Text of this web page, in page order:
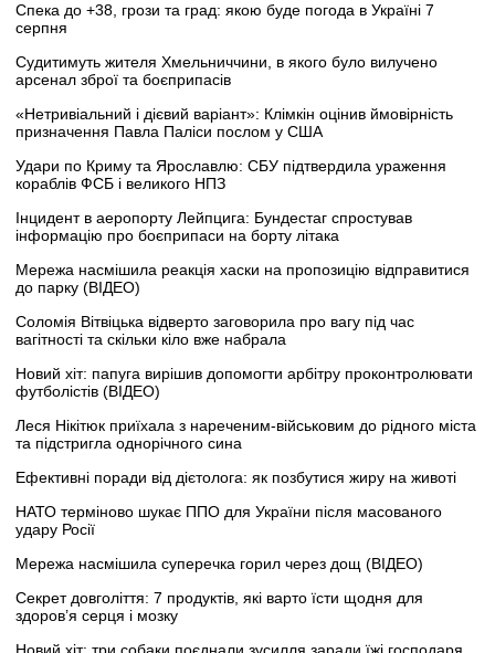
Спека до +38, грози та град: якою буде погода в Україні 7
серпня
Судитимуть жителя Хмельниччини, в якого було вилучено
арсенал зброї та боєприпасів
«Нетривіальний і дієвий варіант»: Клімкін оцінив ймовірність
призначення Павла Паліси послом у США
Удари по Криму та Ярославлю: СБУ підтвердила ураження
кораблів ФСБ і великого НПЗ
Інцидент в аеропорту Лейпцига: Бундестаг спростував
інформацію про боєприпаси на борту літака
Мережа насмішила реакція хаски на пропозицію відправитися
до парку (ВІДЕО)
Соломія Вітвіцька відверто заговорила про вагу під час
вагітності та скільки кіло вже набрала
Новий хіт: папуга вирішив допомогти арбітру проконтролювати
футболістів (ВІДЕО)
Леся Нікітюк приїхала з нареченим-військовим до рідного міста
та підстригла однорічного сина
Ефективні поради від дієтолога: як позбутися жиру на животі
НАТО терміново шукає ППО для України після масованого
удару Росії
Мережа насмішила суперечка горил через дощ (ВІДЕО)
Секрет довголіття: 7 продуктів, які варто їсти щодня для
здоров’я серця і мозку